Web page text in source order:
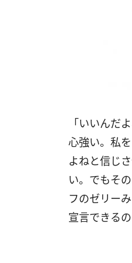
「いいんだ
心強い。私
よねと信じ
い。でもそ
フのゼリーみ
宣言できる